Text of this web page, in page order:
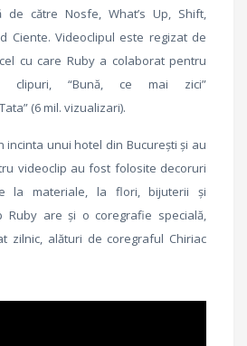
de către Nosfe, What’s Up, Shift,
Ciente. Videoclipul este regizat de
cu care Ruby a colaborat pentru
clipuri, “Bună, ce mai zici”
(6 mil. vizualizari).
incinta unui hotel din București și au
videoclip au fost folosite decoruri
la materiale, la flori, bijuterii și
Ruby are și o coregrafie specială,
zilnic, alături de coregraful Chiriac